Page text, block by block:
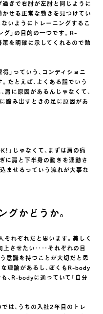
過ぎで右肘が左肘と同じように
かせる正常な動きを見つけてい
ないようにトレーニングするこ
グ」の目的の一つです。R-
を明確に示してくれるので勉
」っていう、コンディショニ
たとえば、よくある話でいう
肩に原因があるんじゃなくて、
踏み出すときの足に原因があ
！」じゃなくて、まずは肩の痛
に肩と下半身の動きを連動さ
ませるっていう流れが大事な
グかどうか。
それぞれだと思います。美しく
上させたい‥‥それぞれの目
意識を持つことが大切だと思
理論があるし、ぼくもR-body
、R-bodyに通っていて「自分
は、うちの入社2年目のトレ